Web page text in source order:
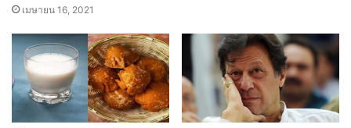
เมษายน 16, 2021